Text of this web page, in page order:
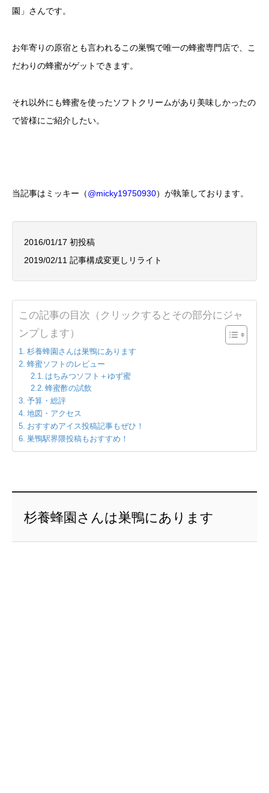
園」さんです。
お年寄りの原宿とも言われるこの巣鴨で唯一の蜂蜜専門店で、こ
だわりの蜂蜜がゲットできます。
それ以外にも蜂蜜を使ったソフトクリームがあり美味しかったの
で皆様にご紹介したい。
当記事はミッキー（@micky19750930）が執筆しております。
2016/01/17 初投稿
2019/02/11 記事構成変更しリライト
この記事の目次（クリックするとその部分にジャ
ンプします）
杉養蜂園さんは巣鴨にあります
蜂蜜ソフトのレビュー
はちみつソフト＋ゆず蜜
蜂蜜酢の試飲
予算・総評
地図・アクセス
おすすめアイス投稿記事もぜひ！
巣鴨駅界隈投稿もおすすめ！
杉養蜂園さんは巣鴨にあります